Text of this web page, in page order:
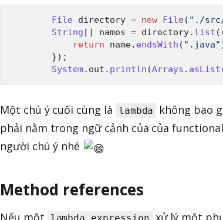
File directory = new File( "./
String [ ] names = directory. list (
return name. endsWith ( ".java"
}) ;
System. out . println (Arrays . asList
Một chú ý cuối cùng là lambda
không bao
phải nằm trong ngữ cảnh của của
người chú ý nhé
Method references
Nếu một xử lý một